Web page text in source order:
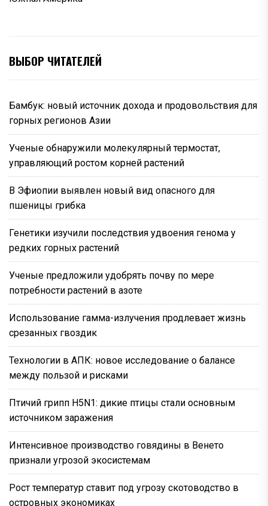
ВЫБОР ЧИТАТЕЛЕЙ
Бамбук: новый источник дохода и продовольствия для
горных регионов Азии
Ученые обнаружили молекулярный термостат,
управляющий ростом корней растений
В Эфиопии выявлен новый вид опасного для
пшеницы грибка
Генетики изучили последствия удвоения генома у
редких горных растений
Ученые предложили удобрять почву по мере
потребности растений в азоте
Использование гамма-излучения продлевает жизнь
срезанных гвоздик
Технологии в АПК: новое исследование о балансе
между пользой и рисками
Птичий грипп H5N1: дикие птицы стали основным
источником заражения
Интенсивное производство говядины в Венето
признали угрозой экосистемам
Рост температур ставит под угрозу скотоводство в
островных экономиках